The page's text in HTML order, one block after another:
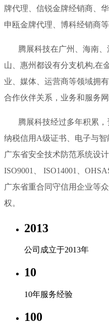
牌代理、信锐金牌经销商、
申瓯金牌代理、博科经销商等
腾展科技在广州、海南、
山、惠州都设有分支机构,在
业、媒体、运营商等领域拥
合作伙伴关系，业务和服务
腾展科技经过多年积累，
纳税信用A级证书、电子与智
广东省安全技术防范系统设
ISO9001、 ISO14001、
广东省重合同守信用企业等
权。
2013
公司成立于2013年
10
10年服务经验
100